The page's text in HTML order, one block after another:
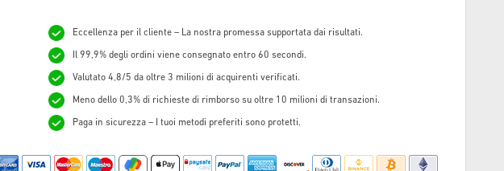
Eccellenza per il cliente – La nostra promessa supportata dai risultati.
Il 99,9% degli ordini viene consegnato entro 60 secondi.
Valutato 4,8/5 da oltre 3 milioni di acquirenti verificati.
Meno dello 0,3% di richieste di rimborso su oltre 10 milioni di transazioni.
Paga in sicurezza – I tuoi metodi preferiti sono protetti.